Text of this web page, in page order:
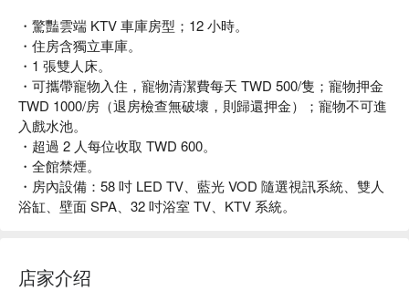
・驚豔雲端 KTV 車庫房型；12 小時。
・住房含獨立車庫。
・1 張雙人床。
・可攜帶寵物入住，寵物清潔費每天 TWD 500/隻；寵物押金
TWD 1000/房（退房檢查無破壞，則歸還押金）；寵物不可進
入戲水池。
・超過 2 人每位收取 TWD 600。
・全館禁煙。
・房內設備：58 吋 LED TV、藍光 VOD 隨選視訊系統、雙人
浴缸、壁面 SPA、32 吋浴室 TV、KTV 系統。
店家介绍